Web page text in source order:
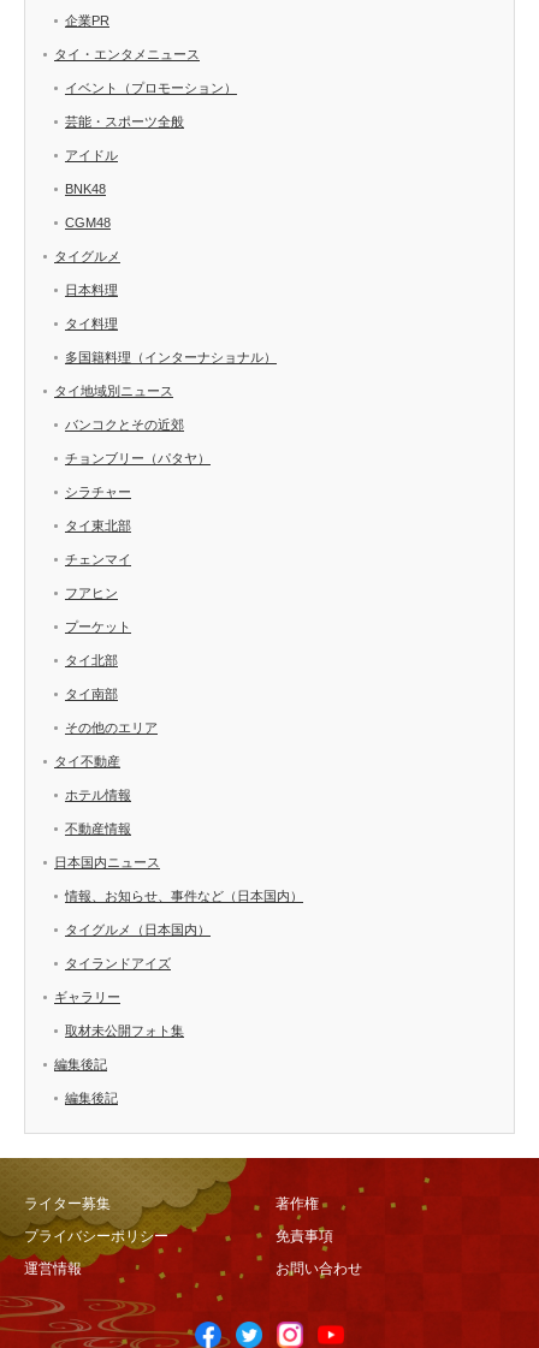
企業PR
タイ・エンタメニュース
イベント（プロモーション）
芸能・スポーツ全般
アイドル
BNK48
CGM48
タイグルメ
日本料理
タイ料理
多国籍料理（インターナショナル）
タイ地域別ニュース
バンコクとその近郊
チョンブリー（パタヤ）
シラチャー
タイ東北部
チェンマイ
フアヒン
プーケット
タイ北部
タイ南部
その他のエリア
タイ不動産
ホテル情報
不動産情報
日本国内ニュース
情報、お知らせ、事件など（日本国内）
タイグルメ（日本国内）
タイランドアイズ
ギャラリー
取材未公開フォト集
編集後記
編集後記
ライター募集
著作権
プライバシーポリシー
免責事項
運営情報
お問い合わせ